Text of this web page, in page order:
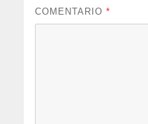
COMENTARIO*